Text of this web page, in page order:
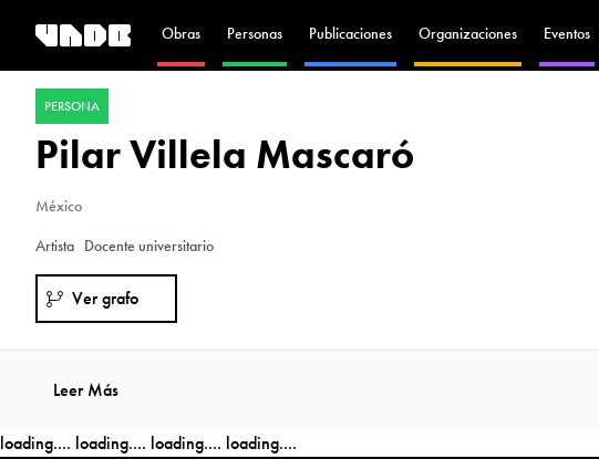
Obras Personas Publicaciones Organizaciones Eventos
PERSONA
Pilar Villela Mascaró
México
Artista Docente universitario
Ver grafo
Leer Más
loading.... loading.... loading.... loading....